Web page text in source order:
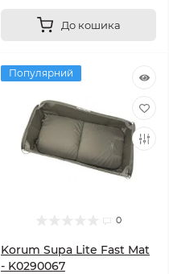
До кошика
Популярний
0
Korum Supa Lite Fast Mat
- K0290067